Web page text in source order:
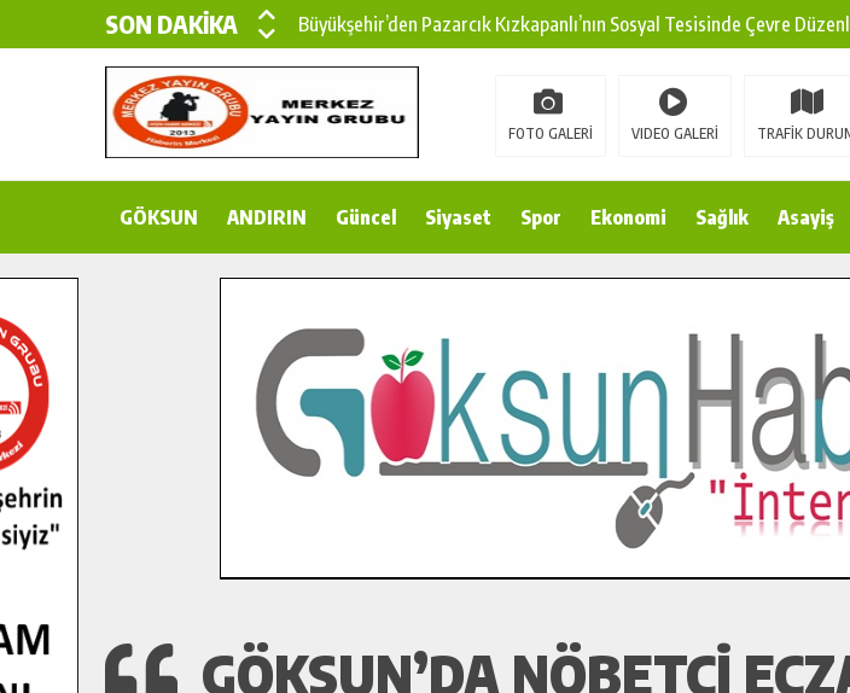
SON DAKİKA
Büyükşehir’den Pazarcık Kızkapanlı’nın Sosyal Tesisinde Çevre
Büyükşehir’den Pazarcık Kırsalına Modern Ulaşım Yatırımı.
Çin’den KSÜ’ye Uluslararası Başarı: Edinilen Bilgi Türk Tarımına Katkı
Gençler Pusula Maraş Kampında Yeni Medya ve Fotoğrafçılığı Keşfetti.
İlçe Jandarma Komutanı Karakaya’dan Başkan Cüce’ye Veda Ziyareti.
Bertiz’in Yeni Köprüsünde Sona Doğru.
FOTO GALERİ VIDEO GALERİ TRAFİK
GÖKSUN ANDIRIN Güncel Siyaset Spor Ekonomi Sağlık Asayiş
GÖKSUN’DA NÖBETÇI